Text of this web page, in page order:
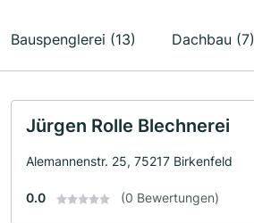
Bauspenglerei (13) Dachbau (7)
Jürgen Rolle Blechnerei
Alemannenstr. 25, 75217 Birkenfeld
0.0 (0 Bewertungen)